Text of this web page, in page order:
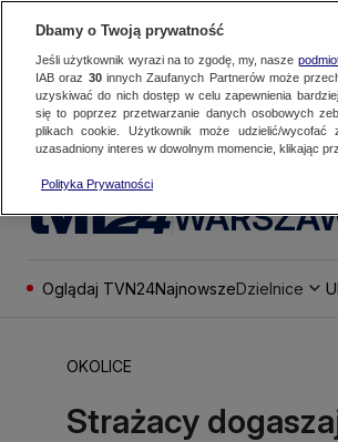
Oglądaj TVN24NajnowszeDzielnice
OKOLICE
Strażacy
Dbamy o Twoją prywatność
Jeśli użytkownik wyrazi na to zgodę, my, nasze
IAB oraz 30innych Zaufanych Partnerów może
uzyskiwać do nich dostęp w celu zapewnienia
się to poprzez przetwarzanie danych osobowych
plikach cookie. Użytkownik może udzielić/
uzasadniony interes w dowolnym momencie, klikając
Polityka Prywatności